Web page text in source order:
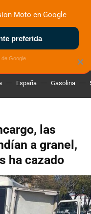
MOTOS ELÉCTRICAS
España Gasolina
las
a granel,
ha cazado
×
Moto en Google
preferida
Google